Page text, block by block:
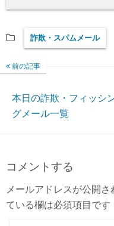
詐欺・スパムメール
前の記事
本日の詐欺・フィッシ
グメール一覧
コメントする
メールアドレスが公開さ
ている欄は必須項目です